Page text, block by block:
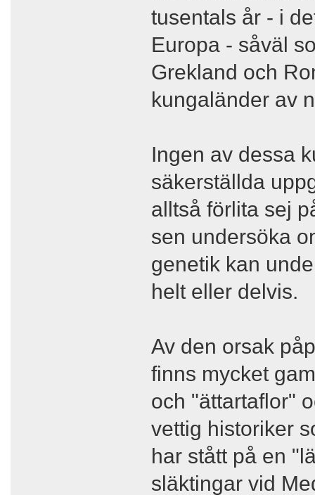
tusentals år - i
Europa - såväl
Grekland och
kungaländer av
Ingen av dessa
säkerställda
alltså förlita sej
sen undersöka
genetik kan
helt eller delvis.
Av den orsak
finns mycket
och "ättartaflor"
vettig historiker
har stått på en
släktingar vid